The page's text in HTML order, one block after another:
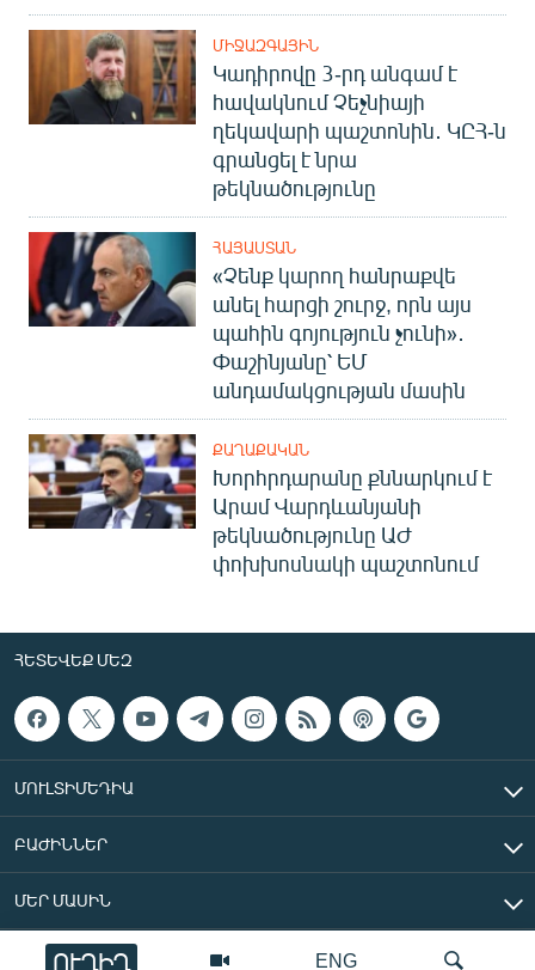
ENG
ՈՒՂԻՂ
ՄԻՋԱԶԳԱՅԻՆ
Կադիրովը 3-րդ անգամ է
հավակնում Չեչնիայի
ղեկավարի պաշտոնին․ ԿԸՀ-ն
գրանցել է նրա
թեկնածությունը
ՀԱՅԱՍՏԱՆ
«Չենք կարող հանրաքվե
անել հարցի շուրջ, որն այս
պահին գոյություն չունի»․
Փաշինյանը՝ ԵՄ
անդամակցության մասին
ՔԱՂԱՔԱԿԱՆ
Խորհրդարանը քննարկում է
Արամ Վարդևանյանի
թեկնածությունը ԱԺ
փոխխոսնակի պաշտոնում
ՀԵՏԵՎԵՔ ՄԵԶ
ՄՈՒԼՏԻՄԵԴԻԱ
ԲԱԺԻՆՆԵՐ
ՄԵՐ ՄԱՍԻՆ
«Ազատ Եվրոպա/Ազատություն» ռադիոկայան © 2026